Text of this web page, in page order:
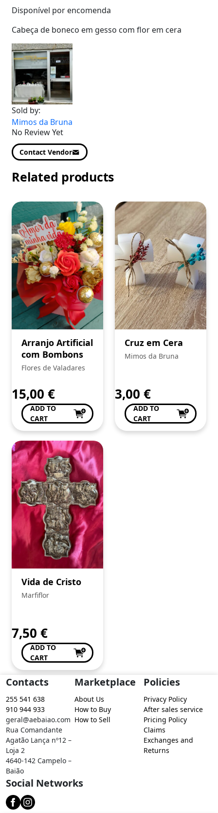
Disponível por encomenda
Cabeça de boneco em gesso com flor em cera
Sold by:
Mimos da Bruna
No Review Yet
Contact Vendor
Related products
Arranjo Artificial
com Bombons
Flores de Valadares
15,00 €
ADD TO
CART
Cruz em Cera
Mimos da Bruna
3,00 €
ADD TO
CART
Vida de Cristo
Marfiflor
7,50 €
ADD TO
CART
Contacts
255 541 638
910 944 933
geral@aebaiao.com
Rua Comandante
Agatão Lança nº12 –
Loja 2
4640-142 Campelo –
Baião
Marketplace
About Us
How to Buy
How to Sell
Policies
Privacy Policy
After sales service
Pricing Policy
Claims
Exchanges and
Returns
Social Networks